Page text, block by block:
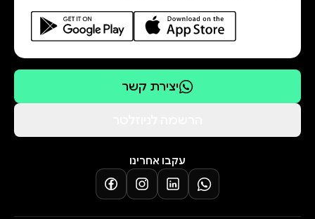
יצירת קשר
עקבו אחרינו